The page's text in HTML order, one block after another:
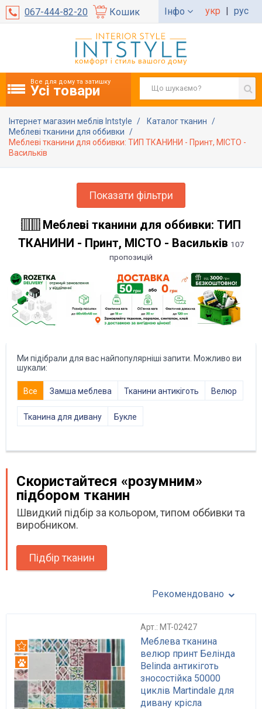
067-444-82-20 Кошик Інфо укр | рус
Все для дому та затишку
Усі товари
Інтернет магазин меблів Intstyle
Каталог тканин
Меблеві тканини для оббивки
Меблеві тканини для оббивки: ТИП ТКАНИНИ - Принт, МІСТО -
Васильків
Показати фільтри
Меблеві тканини для оббивки: ТИП
ТКАНИНИ - Принт, МІСТО - Васильків 107
пропозицій
Ми підібрали для вас найпопулярніші запити. Можливо ви
шукали:
Все Замша меблева Тканини антикіготь Велюр
Тканина для дивану Букле
Скористайтеся «розумним»
підбором тканин
Швидкий підбір за кольором, типом оббивки та
виробником.
Підбір тканин
Рекомендовано
Арт.: MT-02427
Меблева тканина
велюр принт Белінда
Belinda антикіготь
зносостійка 50000
циклів Martindale для
дивану крісла
Рекомендуємо
Антикіготь